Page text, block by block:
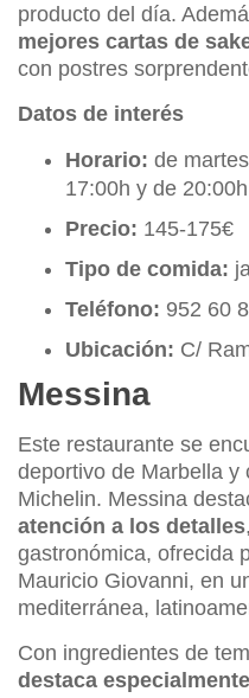
producto del día.
mejores cartas de
con postres
Datos de interés
Horario: de
17:00h y de
Precio: 145-175€
Tipo de comida:
Teléfono: 952 60
Ubicación: C/
Messina
Este restaurante se
deportivo de Marbella y
Michelin. Messina
atención a los detalles
gastronómica, ofrecida
Mauricio Giovanni, en
mediterránea,
Con ingredientes de
destaca